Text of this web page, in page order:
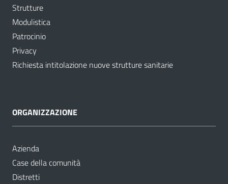
Strutture
Modulistica
Patrocinio
Privacy
Richiesta intitolazione nuove strutture sanitarie
ORGANIZZAZIONE
Azienda
Case della comunità
Distretti